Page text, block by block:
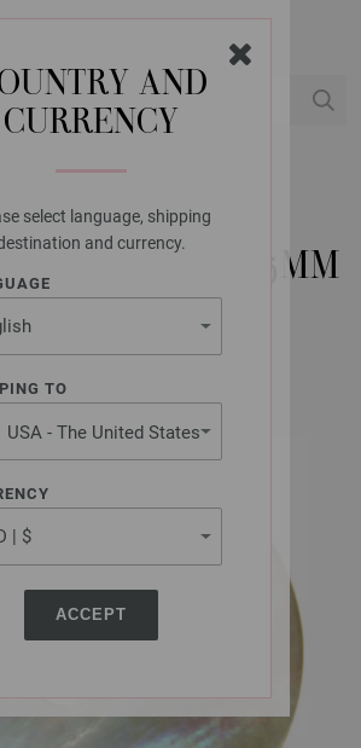
AND
CURRENCY
select language, shipping
and currency.
TO
USA - The United States
ACCEPT
UNION KNOPF
37604/15MM
Artikl br.: 37604